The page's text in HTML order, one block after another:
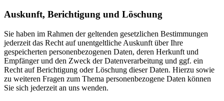
Auskunft, Berichtigung und Löschung
Sie haben im Rahmen der geltenden gesetzlichen Bestimmungen
jederzeit das Recht auf unentgeltliche Auskunft über Ihre
gespeicherten personenbezogenen Daten, deren Herkunft und
Empfänger und den Zweck der Datenverarbeitung und ggf. ein
Recht auf Berichtigung oder Löschung dieser Daten. Hierzu sowie
zu weiteren Fragen zum Thema personenbezogene Daten können
Sie sich jederzeit an uns wenden.